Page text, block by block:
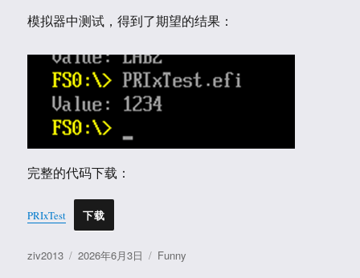
模拟器中测试，得到了期望的结果：
完整的代码下载：
PRIxTest 下载
作
ziv2013
发
2026年6月3日
分
Funny